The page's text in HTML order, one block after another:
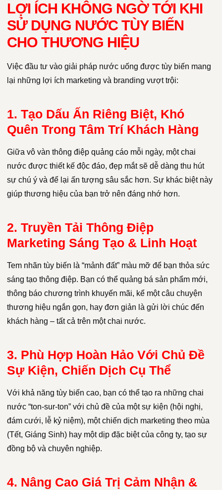
LỢI ÍCH KHÔNG NGỜ TỚI KHI
SỬ DỤNG NƯỚC TÙY BIẾN
CHO THƯƠNG HIỆU
Việc đầu tư vào giải pháp nước uống được tùy biến mang
lại những lợi ích marketing và branding vượt trội:
1. Tạo Dấu Ấn Riêng Biệt, Khó
Quên Trong Tâm Trí Khách Hàng
Giữa vô vàn thông điệp quảng cáo mỗi ngày, một chai
nước được thiết kế độc đáo, đẹp mắt sẽ dễ dàng thu hút
sự chú ý và để lại ấn tượng sâu sắc hơn. Sự khác biệt này
giúp thương hiệu của bạn trở nên đáng nhớ hơn.
2. Truyền Tải Thông Điệp
Marketing Sáng Tạo & Linh Hoạt
Tem nhãn tùy biến là “mảnh đất” màu mỡ để bạn thỏa sức
sáng tạo thông điệp. Bạn có thể quảng bá sản phẩm mới,
thông báo chương trình khuyến mãi, kể một câu chuyện
thương hiệu ngắn gọn, hay đơn giản là gửi lời chúc đến
khách hàng – tất cả trên một chai nước.
3. Phù Hợp Hoàn Hảo Với Chủ Đề
Sự Kiện, Chiến Dịch Cụ Thể
Với khả năng tùy biến cao, bạn có thể tạo ra những chai
nước “ton-sur-ton” với chủ đề của một sự kiện (hội nghị,
đám cưới, lễ kỷ niệm), một chiến dịch marketing theo mùa
(Tết, Giáng Sinh) hay một dịp đặc biệt của công ty, tạo sự
đồng bộ và chuyên nghiệp.
4. Nâng Cao Giá Trị Cảm Nhận &